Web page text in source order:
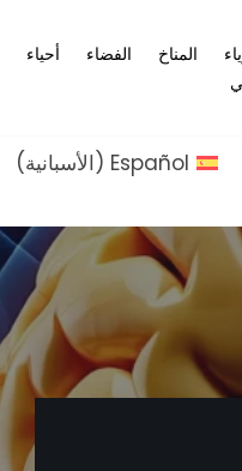
المناخ الفضاء أحياء
Español
(الأسبانية)